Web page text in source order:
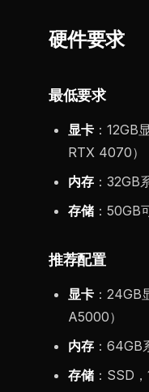
硬件要求
最低要求
显卡 ：12GB
RTX 4070）
内存 ：32GB
存储 ：50GB
推荐配置
显卡 ：24GB
A5000）
内存 ：64GB
存储 ：SSD